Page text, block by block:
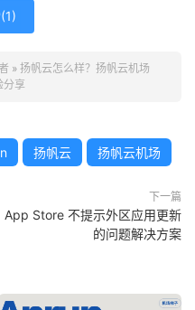
1)
» 扬帆云怎么样？扬帆云机场
分享
扬帆云 扬帆云机场
下一篇
App Store 不提示外区应用更新
的问题解决方案